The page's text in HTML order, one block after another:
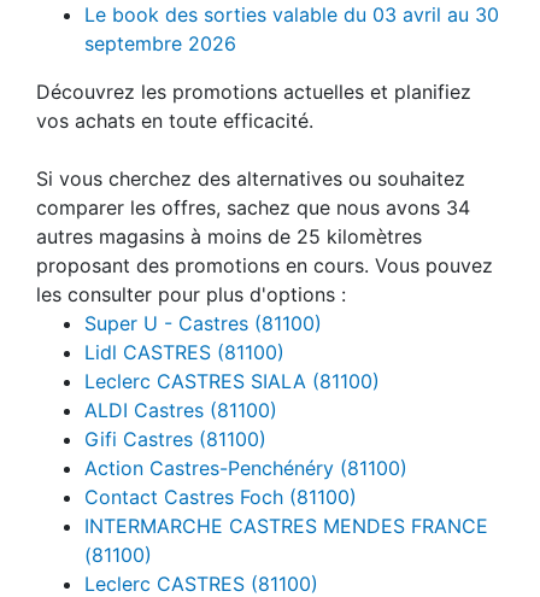
Le book des sorties valable du 03 avril au 30
septembre 2026
Découvrez les promotions actuelles et planifiez
vos achats en toute efficacité.
Si vous cherchez des alternatives ou souhaitez
comparer les offres, sachez que nous avons 34
autres magasins à moins de 25 kilomètres
proposant des promotions en cours. Vous pouvez
les consulter pour plus d'options :
Super U - Castres (81100)
Lidl CASTRES (81100)
Leclerc CASTRES SIALA (81100)
ALDI Castres (81100)
Gifi Castres (81100)
Action Castres-Penchénéry (81100)
Contact Castres Foch (81100)
INTERMARCHE CASTRES MENDES FRANCE
(81100)
Leclerc CASTRES (81100)